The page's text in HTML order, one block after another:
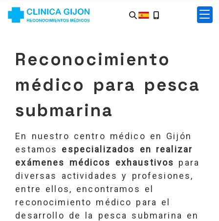
Reconocimiento
médico para pesca
submarina
En nuestro centro médico en Gijón
estamos especializados en realizar
exámenes médicos exhaustivos para
diversas actividades y profesiones,
entre ellos, encontramos el
reconocimiento médico para el
desarrollo de la pesca submarina en